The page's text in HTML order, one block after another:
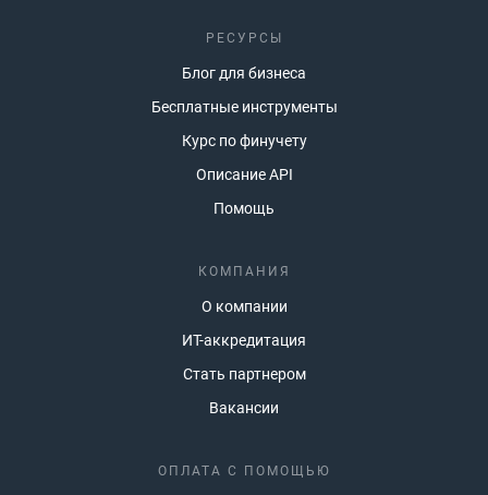
РЕСУРСЫ
Блог для бизнеса
Бесплатные инструменты
Курс по финучету
Описание API
Помощь
КОМПАНИЯ
О компании
ИТ-аккредитация
Стать партнером
Вакансии
ОПЛАТА С ПОМОЩЬЮ